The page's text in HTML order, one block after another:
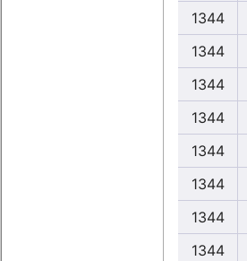
1344
1344
1344
1344
1344
1344
1344
1344